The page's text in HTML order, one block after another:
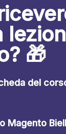
🎁
del
Magento